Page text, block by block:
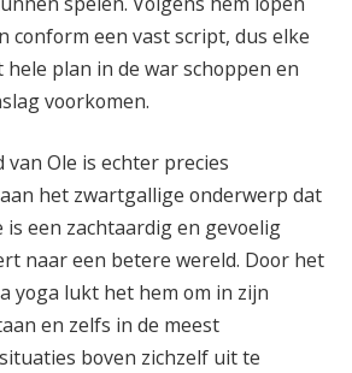
conform een vast script, dus elke
plan in de war schoppen en
voorkomen.
Ole is echter precies
het zwartgallige onderwerp dat
is een zachtaardig en gevoelig
naar een betere wereld. Door het
yoga lukt het hem om in zijn
en zelfs in de meest
boven zichzelf uit te